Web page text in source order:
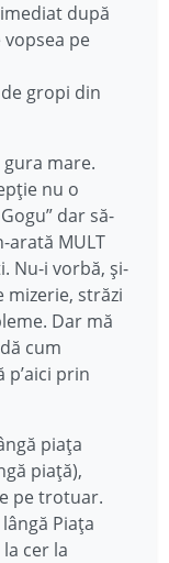
după
pe
gropi din
mare.
nu o
dar să-
arată MULT
Nu-i vorbă, şi-
mizerie, străzi
Dar mă
cum
p’aici prin
piaţa
piaţă),
pe trotuar.
Piaţa
cer la